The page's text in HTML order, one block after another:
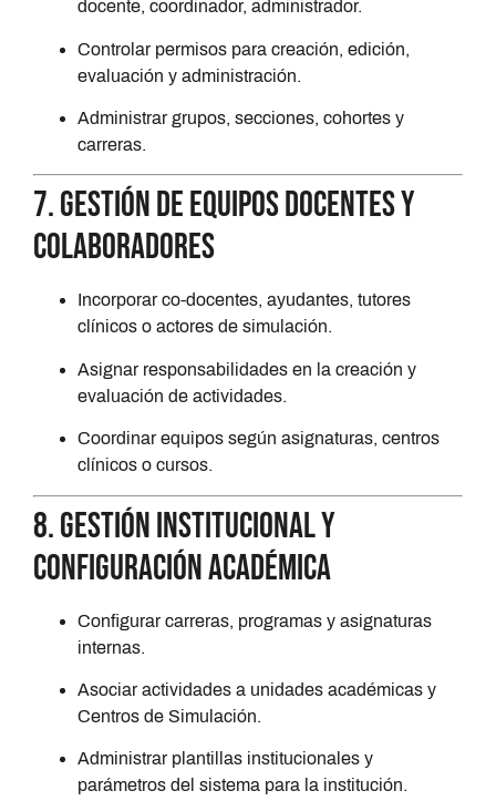
docente, coordinador, administrador.
Controlar permisos para creación, edición,
evaluación y administración.
Administrar grupos, secciones, cohortes y
carreras.
7. Gestión de equipos docentes y
colaboradores
Incorporar co-docentes, ayudantes, tutores
clínicos o actores de simulación.
Asignar responsabilidades en la creación y
evaluación de actividades.
Coordinar equipos según asignaturas, centros
clínicos o cursos.
8. Gestión institucional y
configuración académica
Configurar carreras, programas y asignaturas
internas.
Asociar actividades a unidades académicas y
Centros de Simulación.
Administrar plantillas institucionales y
parámetros del sistema para la institución.